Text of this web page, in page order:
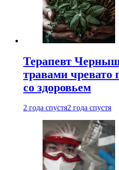
Терапевт
травами чревато
со здоровьем
2 года спустя2 года спустя